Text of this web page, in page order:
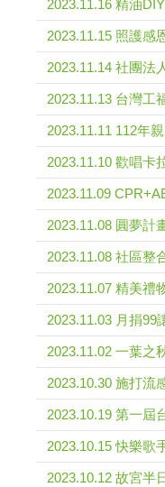
2023.11.16 精油
2023.11.15 照護感
2023.11.14 社團法
2023.11.13 台灣工
2023.11.11 112年
2023.11.10 歡唱卡
2023.11.09
2023.11.08 圓夢計
2023.11.08 社區整
2023.11.07 精美禮
2023.11.03 月捐
2023.11.02 一葉之
2023.10.30 施打流
2023.10.19 第一屆
2023.10.15 快樂歌
2023.10.12 故宮半